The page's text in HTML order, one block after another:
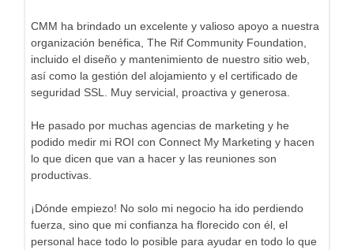
CMM ha brindado un excelente y valioso apoyo a nuestra
organización benéfica, The Rif Community Foundation,
incluido el diseño y mantenimiento de nuestro sitio web,
así como la gestión del alojamiento y el certificado de
seguridad SSL. Muy servicial, proactiva y generosa.
He pasado por muchas agencias de marketing y he
podido medir mi ROI con Connect My Marketing y hacen
lo que dicen que van a hacer y las reuniones son
productivas.
¡Dónde empiezo! No solo mi negocio ha ido perdiendo
fuerza, sino que mi confianza ha florecido con él, el
personal hace todo lo posible para ayudar en todo lo que